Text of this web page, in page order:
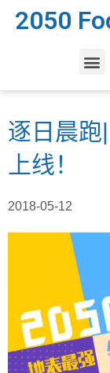
2050
逐日晨跑
上线！
2018-05-12